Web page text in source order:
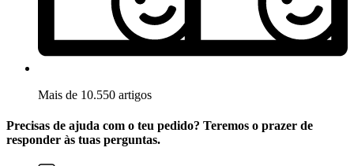
Mais de 10.550 artigos
Precisas de ajuda com o teu pedido? Teremos o prazer de
responder às tuas perguntas.